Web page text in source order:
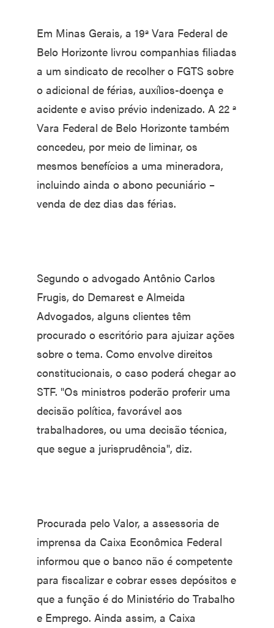
Em Minas Gerais, a 19ª Vara Federal de
Belo Horizonte livrou companhias filiadas
a um sindicato de recolher o FGTS sobre
o adicional de férias, auxílios-doença e
acidente e aviso prévio indenizado. A 22 ª
Vara Federal de Belo Horizonte também
concedeu, por meio de liminar, os
mesmos benefícios a uma mineradora,
incluindo ainda o abono pecuniário –
venda de dez dias das férias.
Segundo o advogado Antônio Carlos
Frugis, do Demarest e Almeida
Advogados, alguns clientes têm
procurado o escritório para ajuizar ações
sobre o tema. Como envolve direitos
constitucionais, o caso poderá chegar ao
STF. "Os ministros poderão proferir uma
decisão política, favorável aos
trabalhadores, ou uma decisão técnica,
que segue a jurisprudência", diz.
Procurada pelo Valor, a assessoria de
imprensa da Caixa Econômica Federal
informou que o banco não é competente
para fiscalizar e cobrar esses depósitos e
que a função é do Ministério do Trabalho
e Emprego. Ainda assim, a Caixa